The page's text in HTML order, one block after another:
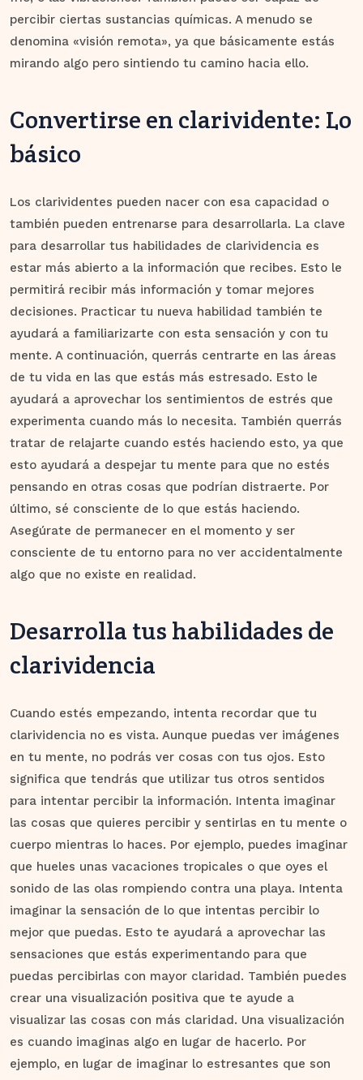
percibir ciertas sustancias químicas. A menudo se
denomina «visión remota», ya que básicamente estás
mirando algo pero sintiendo tu camino hacia ello.
Convertirse en clarividente: Lo
básico
Los clarividentes pueden nacer con esa capacidad o
también pueden entrenarse para desarrollarla. La clave
para desarrollar tus habilidades de clarividencia es
estar más abierto a la información que recibes. Esto le
permitirá recibir más información y tomar mejores
decisiones. Practicar tu nueva habilidad también te
ayudará a familiarizarte con esta sensación y con tu
mente. A continuación, querrás centrarte en las áreas
de tu vida en las que estás más estresado. Esto le
ayudará a aprovechar los sentimientos de estrés que
experimenta cuando más lo necesita. También querrás
tratar de relajarte cuando estés haciendo esto, ya que
esto ayudará a despejar tu mente para que no estés
pensando en otras cosas que podrían distraerte. Por
último, sé consciente de lo que estás haciendo.
Asegúrate de permanecer en el momento y ser
consciente de tu entorno para no ver accidentalmente
algo que no existe en realidad.
Desarrolla tus habilidades de
clarividencia
Cuando estés empezando, intenta recordar que tu
clarividencia no es vista. Aunque puedas ver imágenes
en tu mente, no podrás ver cosas con tus ojos. Esto
significa que tendrás que utilizar tus otros sentidos
para intentar percibir la información. Intenta imaginar
las cosas que quieres percibir y sentirlas en tu mente o
cuerpo mientras lo haces. Por ejemplo, puedes imaginar
que hueles unas vacaciones tropicales o que oyes el
sonido de las olas rompiendo contra una playa. Intenta
imaginar la sensación de lo que intentas percibir lo
mejor que puedas. Esto te ayudará a aprovechar las
sensaciones que estás experimentando para que
puedas percibirlas con mayor claridad. También puedes
crear una visualización positiva que te ayude a
visualizar las cosas con más claridad. Una visualización
es cuando imaginas algo en lugar de hacerlo. Por
ejemplo, en lugar de imaginar lo estresantes que son